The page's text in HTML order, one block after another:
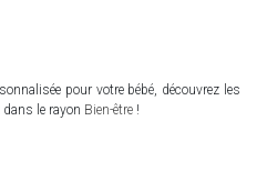
pour votre bébé, découvrez les
le rayon Bien-être !